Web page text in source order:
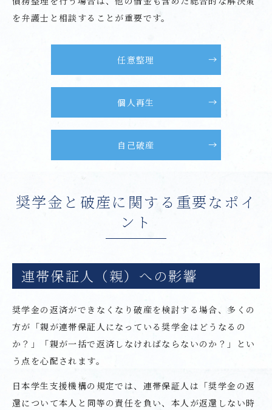
を弁護士と相談することが重要です。
任意整理
個人再生
自己破産
奨学金と破産に関する重要なポイ
ント
連帯保証人（親）への影響
奨学金の返済ができなくなり破産を検討する場合、多くの
方が「親が連帯保証人になっている奨学金はどうなるの
か？」「親が一括で返済しなければならないのか？」とい
う点を心配されます。
日本学生支援機構の規定では、連帯保証人は「奨学金の返
還について本人と同等の責任を負い、本人が返還しない時